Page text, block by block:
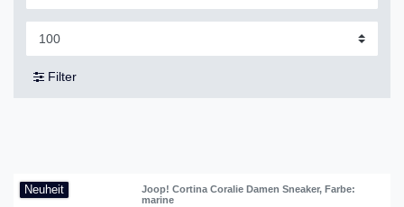
Filter
Neuheit Joop! Cortina Coralie Damen Sneaker, Farbe:
marine